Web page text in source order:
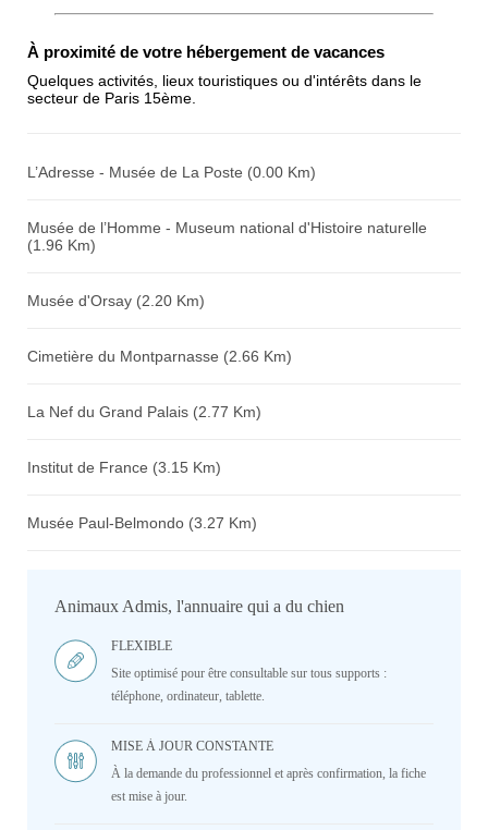
À proximité de votre hébergement de vacances
Quelques activités, lieux touristiques ou d'intérêts dans le
secteur de Paris 15ème.
L’Adresse - Musée de La Poste (0.00 Km)
Musée de l’Homme - Museum national d'Histoire naturelle
(1.96 Km)
Musée d'Orsay (2.20 Km)
Cimetière du Montparnasse (2.66 Km)
La Nef du Grand Palais (2.77 Km)
Institut de France (3.15 Km)
Musée Paul-Belmondo (3.27 Km)
Animaux Admis, l'annuaire qui a du chien
FLEXIBLE
Site optimisé pour être consultable sur tous supports :
téléphone, ordinateur, tablette.
MISE À JOUR CONSTANTE
À la demande du professionnel et après confirmation, la fiche
est mise à jour.